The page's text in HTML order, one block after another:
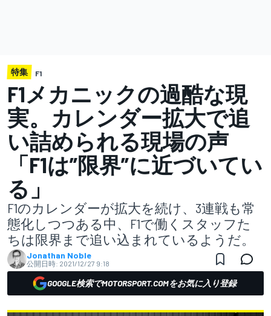
特集 F1
F1メカニックの過酷な現
実。カレンダー拡大で追
い詰められる現場の声
「F1は”限界”に近づいてい
る」
F1のカレンダーが拡大を続け、3連戦も常
態化しつつある中、F1で働くスタッフた
ちは限界まで追い込まれているようだ。
Jonathan Noble
公開日時: 2021/12/27 9:18
GOOGLE検索でMOTORSPORT.COMをお気に入り登録